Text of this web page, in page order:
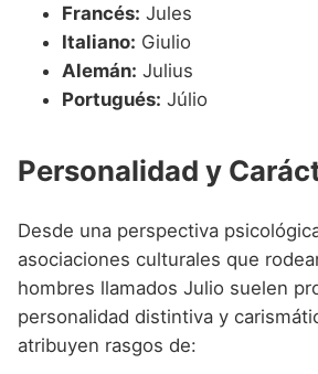
Francés: Jules
Italiano: Giulio
Alemán: Julius
Portugués: Júlio
Personalidad y
Desde una perspectiva
asociaciones culturales que
hombres llamados Julio suelen
personalidad distintiva y
atribuyen rasgos de: